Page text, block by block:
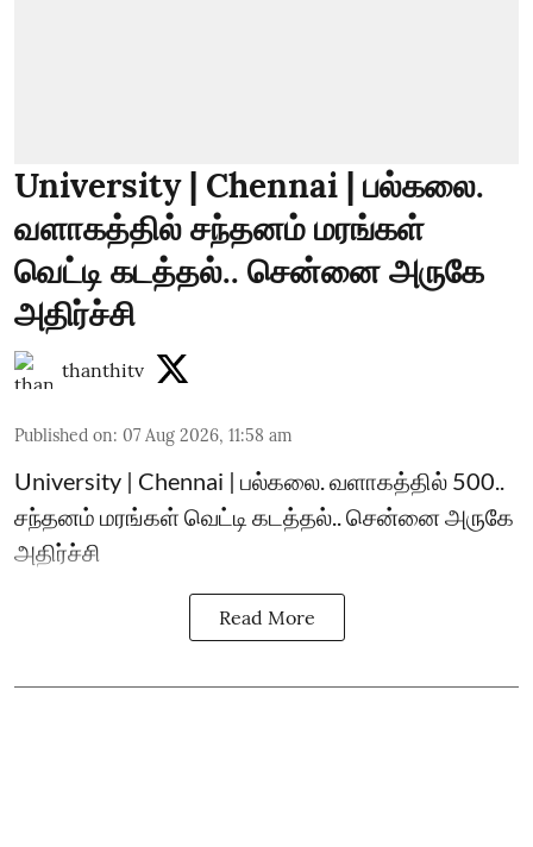
University | Chennai | பல்கலை.
வளாகத்தில் சந்தனம் மரங்கள்
வெட்டி கடத்தல்.. சென்னை அருகே
அதிர்ச்சி
thanthitv
Published on: 07 Aug 2026, 11:58 am
University | Chennai | பல்கலை. வளாகத்தில் 500..
சந்தனம் மரங்கள் வெட்டி கடத்தல்.. சென்னை அருகே
அதிர்ச்சி
Read More